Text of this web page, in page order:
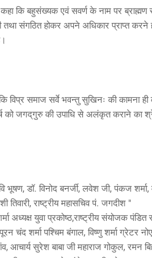
कहा कि बहुसंख्यक एवं सवर्ण के नाम पर ब्राह्मण
तथा संगठित होकर अपने अधिकार प्राप्त करने
समाज सर्वे भवन्तु सुखिनः की कामना ही
को जगद्‌गुरु की उपाधि से अलंकृत कराने का
भूषण, डॉ. विनोद बनर्जी, लवेश जी, पंकज
तिवारी, राष्ट्रीय महासचिव पं. जगदीश "
अध्यक्ष युवा प्रकोष्ठ,राष्ट्रीय संयोजक पंडित
चंद शर्मा पश्चिम बंगाल, विष्णु शर्मा ग्रेटर
आचार्य सुरेश बाबा जी महाराज गोकुल, रमन